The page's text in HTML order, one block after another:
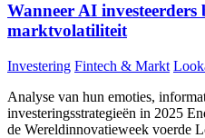
Wanneer AI investeerders
marktvolatiliteit
Investering Fintech & Markt
Analyse van hun emoties,
investeringsstrategieën in 2025
de Wereldinnovatieweek voerde